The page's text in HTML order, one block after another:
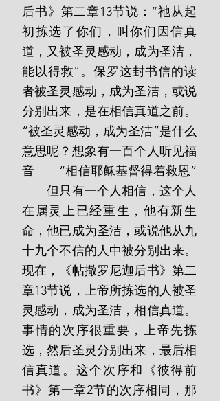
后书》第二章13节说：“祂从起
初拣选了你们，叫你们因信真
道，又被圣灵感动，成为圣洁，
能以得救”。保罗这封书信的读
者被圣灵感动，成为圣洁，或说
分别出来，是在相信真道之前。
“被圣灵感动，成为圣洁”是什么
意思呢？想象有一百个人听见福
音——“相信耶稣基督得着救恩”
——但只有一个人相信，这个人
在属灵上已经重生，他有新生
命，他已成为圣洁，或说他从九
十九个不信的人中被分别出来。
现在，《帖撒罗尼迦后书》第二
章13节说，上帝所拣选的人被圣
灵感动，成为圣洁，相信真道。
事情的次序很重要，上帝先拣
选，然后圣灵分别出来，最后相
信真道。这个次序和《彼得前
书》第一章2节的次序相同，那